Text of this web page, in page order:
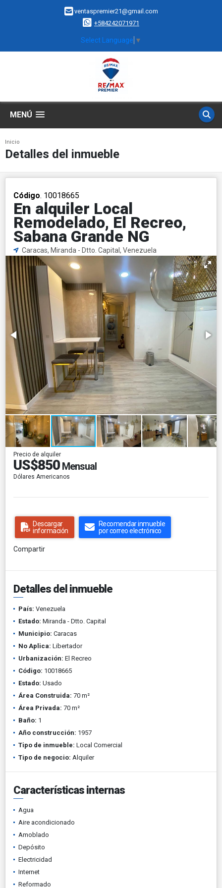
ventaspremier21@gmail.com
+584242071971
Select Language ▼
MENÚ
Inicio
Detalles del inmueble
Código. 10018665
En alquiler Local
Remodelado, El Recreo,
Sabana Grande NG
Caracas, Miranda - Dtto. Capital, Venezuela
Precio de alquiler
US$850 Mensual
Dólares Americanos
Descargar
información
Recomendar inmueble
por correo electrónico
Compartir
Detalles del inmueble
País: Venezuela
Estado: Miranda - Dtto. Capital
Municipio: Caracas
No Aplica: Libertador
Urbanización: El Recreo
Código: 10018665
Estado: Usado
Área Construida: 70 m²
Área Privada: 70 m²
Baño: 1
Año construcción: 1957
Tipo de inmueble: Local Comercial
Tipo de negocio: Alquiler
Características internas
Agua
Aire acondicionado
Amoblado
Depósito
Electricidad
Internet
Reformado